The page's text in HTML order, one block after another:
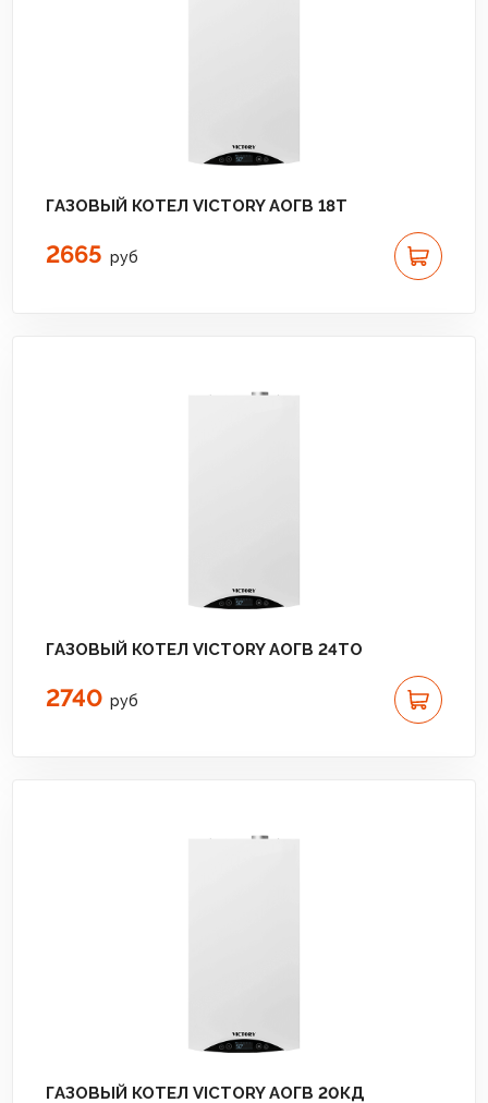
ГАЗОВЫЙ КОТЕЛ VICTORY АОГВ 18T
2665 руб
ГАЗОВЫЙ КОТЕЛ VICTORY АОГВ 24TО
2740 руб
ГАЗОВЫЙ КОТЕЛ VICTORY АОГВ 20КД